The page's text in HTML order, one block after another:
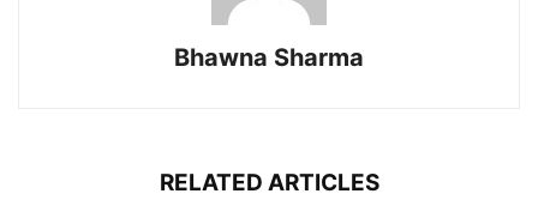
Bhawna Sharma
RELATED ARTICLES